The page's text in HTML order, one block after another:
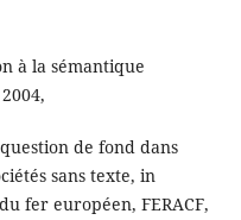
à la sémantique
de fond dans
sans texte, in
fer européen, FERACF,